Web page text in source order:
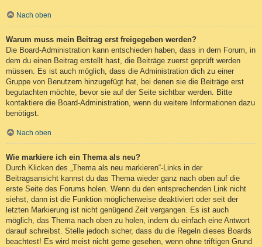
Nach oben
Warum muss mein Beitrag erst freigegeben werden?
Die Board-Administration kann entschieden haben, dass in dem Forum, in
dem du einen Beitrag erstellt hast, die Beiträge zuerst geprüft werden
müssen. Es ist auch möglich, dass die Administration dich zu einer
Gruppe von Benutzern hinzugefügt hat, bei denen sie die Beiträge erst
begutachten möchte, bevor sie auf der Seite sichtbar werden. Bitte
kontaktiere die Board-Administration, wenn du weitere Informationen dazu
benötigst.
Nach oben
Wie markiere ich ein Thema als neu?
Durch Klicken des „Thema als neu markieren“-Links in der
Beitragsansicht kannst du das Thema wieder ganz nach oben auf die
erste Seite des Forums holen. Wenn du den entsprechenden Link nicht
siehst, dann ist die Funktion möglicherweise deaktiviert oder seit der
letzten Markierung ist nicht genügend Zeit vergangen. Es ist auch
möglich, das Thema nach oben zu holen, indem du einfach eine Antwort
darauf schreibst. Stelle jedoch sicher, dass du die Regeln dieses Boards
beachtest! Es wird meist nicht gerne gesehen, wenn ohne triftigen Grund